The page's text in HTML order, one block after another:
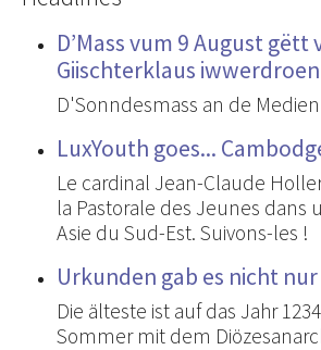
D’Mass vum 9 August gëtt
Giischterklaus iwwerdroen
D'Sonndesmass an de Medien
LuxYouth goes...
Le cardinal Jean-Claude
la Pastorale des Jeunes dans
Asie du Sud-Est. Suivons-les !
Urkunden gab es nicht
Die älteste ist auf das Jahr
Sommer mit dem